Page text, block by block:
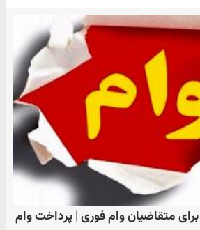
متقاضیان وام فوری | پرداخت وام